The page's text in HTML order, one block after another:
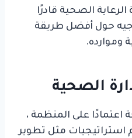
الصحية قادرًا
حول أفضل طريقة
وموارده.
الصحية
اعتمادًا على المنظمة ،
مثل تطوير